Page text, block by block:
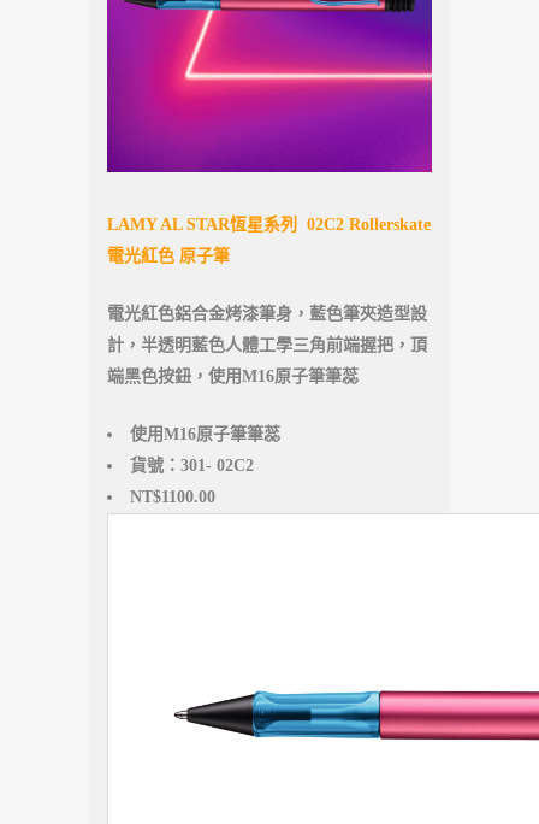
LAMY AL STAR恆星系列 02C2 Rollerskate
電光紅色 原子筆
電光紅色鋁合金烤漆筆身，藍色筆夾造型設
計，半透明藍色人體工學三角前端握把，頂
端黑色按鈕，使用M16原子筆筆蕊
使用M16原子筆筆蕊
貨號：301- 02C2
NT$1100.00